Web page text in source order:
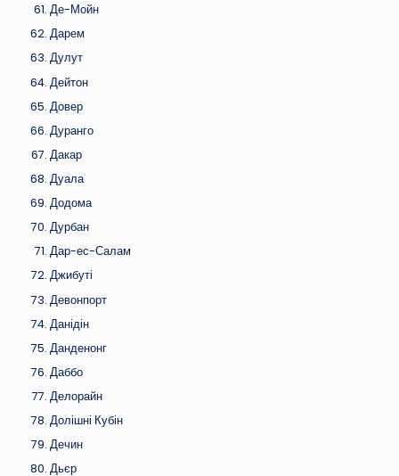
Де-Мойн
Дарем
Дулут
Дейтон
Довер
Дуранго
Дакар
Дуала
Додома
Дурбан
Дар-ес-Салам
Джибуті
Девонпорт
Данідін
Данденонг
Даббо
Делорайн
Долішні Кубін
Дечин
Дьєр